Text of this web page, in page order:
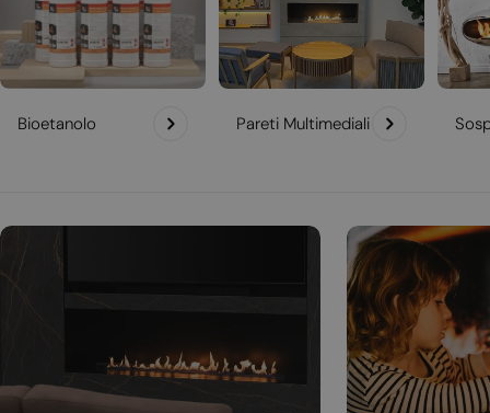
Bioetanolo Pareti Multimediali